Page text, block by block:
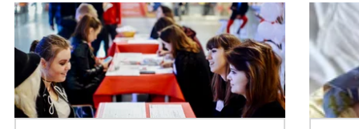
Ta sekcja zawiera treści przewijane w poziomie. Użyj